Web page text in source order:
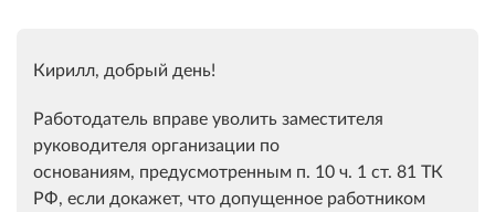
Кирилл, добрый день!
Работодатель вправе уволить заместителя
руководителя организации по
основаниям, предусмотренным п. 10 ч. 1 ст. 81 ТК
РФ, если докажет, что допущенное работником